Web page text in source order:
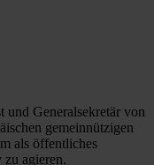
und Generalsekretär von
gemeinnützigen
als öffentliches
agieren.